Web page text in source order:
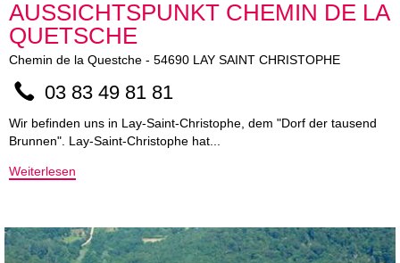
AUSSICHTSPUNKT CHEMIN DE LA
QUETSCHE
Chemin de la Questche - 54690 LAY SAINT CHRISTOPHE
03 83 49 81 81
Wir befinden uns in Lay-Saint-Christophe, dem "Dorf der tausend
Brunnen". Lay-Saint-Christophe hat...
Weiterlesen